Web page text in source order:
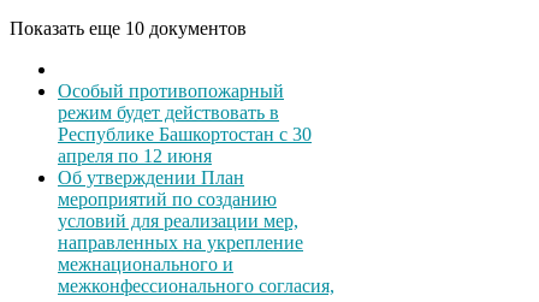
Показать еще 10 документов
Особый противопожарный
режим будет действовать в
Республике Башкортостан с 30
апреля по 12 июня
Об утверждении План
мероприятий по созданию
условий для реализации мер,
направленных на укрепление
межнационального и
межконфессионального согласия,